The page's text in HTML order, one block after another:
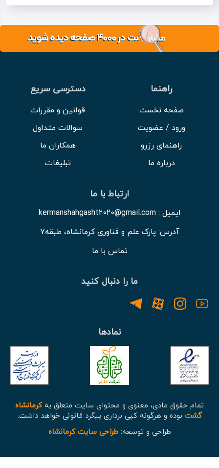
راهنما
صفحه نخست
ورود / عضویت
راهنمای رزرو
درباره ما
دسترسی سریع
قوانین و مقررات
سوالات متداول
همکاران ما
تبلیغات
ارتباط با ما
ایمیل : kermanshahgasht2020@gmail.com
آدرس: پارک علم و فناوری کرمانشاه، طبقه7
تماس با ما
ما را دنبال کنید
نمادها
تمام حقوق مادی، معنوی و محتوای سایت متعلق بهکرمانشاه
گشت بوده و هرگونه کپی برداری پیگرد قانونی خواهد داشت.
طراحی و توسعه:طراحی سایت کرمانشاه